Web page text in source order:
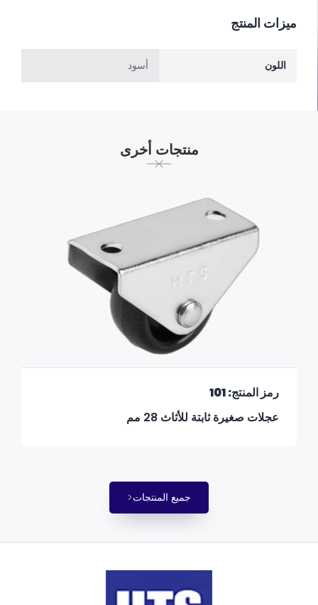
ميزات المنتج
اللون أسود
منتجات أخرى
رمز المنتج: 101
عجلات صغيرة ثابتة للأثاث 28 مم
جميع المنتجات